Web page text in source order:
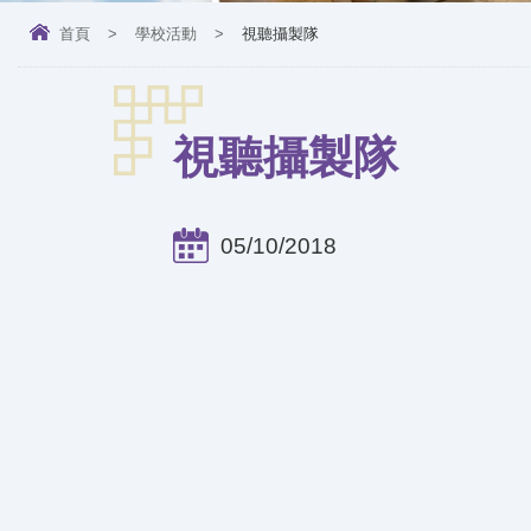
首頁 > 學校活動 > 視聽攝製隊
視聽攝製隊
05/10/2018